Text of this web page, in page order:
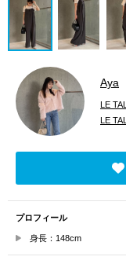
Aya
LE
LE
プロフィール
身長：148cm